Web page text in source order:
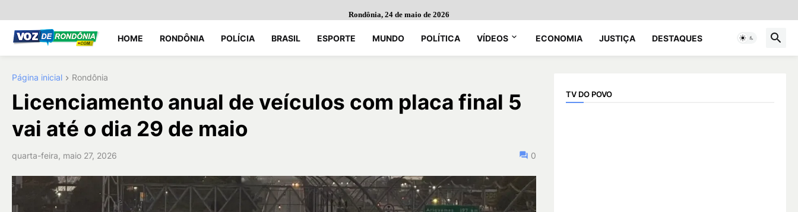
Rondônia, 24 de maio de 2026
HOME RONDÔNIA POLÍCIA BRASIL ESPORTE MUNDO POLÍTICA VÍDEOS ECONOMIA JUSTIÇA DESTAQUES
Página inicial Rondônia
Licenciamento anual de veículos com placa final 5
vai até o dia 29 de maio
quarta-feira, maio 27, 2026 0
TV DO POVO